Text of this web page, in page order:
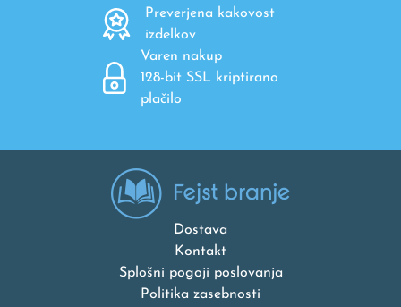
Preverjena kakovost
izdelkov
Varen nakup
128-bit SSL kriptirano
plačilo
Dostava
Kontakt
Splošni pogoji poslovanja
Politika zasebnosti